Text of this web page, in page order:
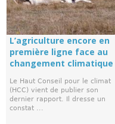
L’agriculture encore en
première ligne face au
changement climatique
Le Haut Conseil pour le climat
(HCC) vient de publier son
dernier rapport. Il dresse un
constat ...